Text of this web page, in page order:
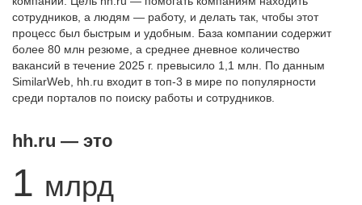
сотрудников, а людям — работу, и делать так, чтобы этот
процесс был быстрым и удобным. База компании содержит
более 80 млн резюме, а среднее дневное количество
вакансий в течение 2025 г. превысило 1,1 млн. По данным
SimilarWeb, hh.ru входит в топ-3 в мире по популярности
среди порталов по поиску работы и сотрудников.
hh.ru — это
1 млрд